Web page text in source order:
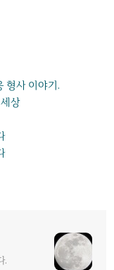
형사 이야기.
상
.